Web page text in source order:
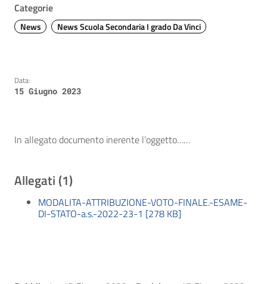
Categorie
News News Scuola Secondaria I grado Da Vinci
Data:
15 Giugno 2023
In allegato documento inerente l’oggetto……
Allegati (1)
MODALITA-ATTRIBUZIONE-VOTO-FINALE.-ESAME-
DI-STATO-a.s.-2022-23-1 [278 KB]